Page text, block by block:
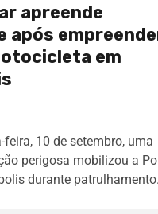
apreende
após
em
feira, 10 de setembro, uma
perigosa mobilizou a
durante